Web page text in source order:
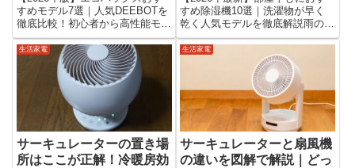
で
すめモデル7選｜人気DEEBOTを
徹底比較！初心者から高性能モデ
ルまで「エコバックスのロボット
掃除機はどれがおすすめ？」
「DEEBOTシリーズは種類が多
くて違いが分からない…」そんな
悩みを持つ方も多いでしょう...
すめ除湿機10選｜洗濯物が早く
乾く人気モデルを徹底解説雨の日
や梅雨の時期、洗濯物を部屋干し
する機会が増えますよね。しかし
部屋干しにはこんな悩みがありま
す。「洗濯物が乾かない」「生乾
きのニオイが気になる」「部屋...
生活家電
サーキュレーターの置き場
所はここが正解！冷暖房効
生活家電
サーキュレーターと扇風機
の違いを図解で解説｜どっ